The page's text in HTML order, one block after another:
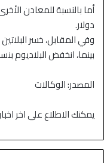
أما بالنسبة للمعادن
دولار.
وفي المقابل، خسر البلاتين 0.4% ليصل إلى 917.55 دولار.
بينما، انخفض البلاديوم بنسبة 0.2% إلى 905.25
المصدر: الوكالات
يمكنك الاطلاع على اخر